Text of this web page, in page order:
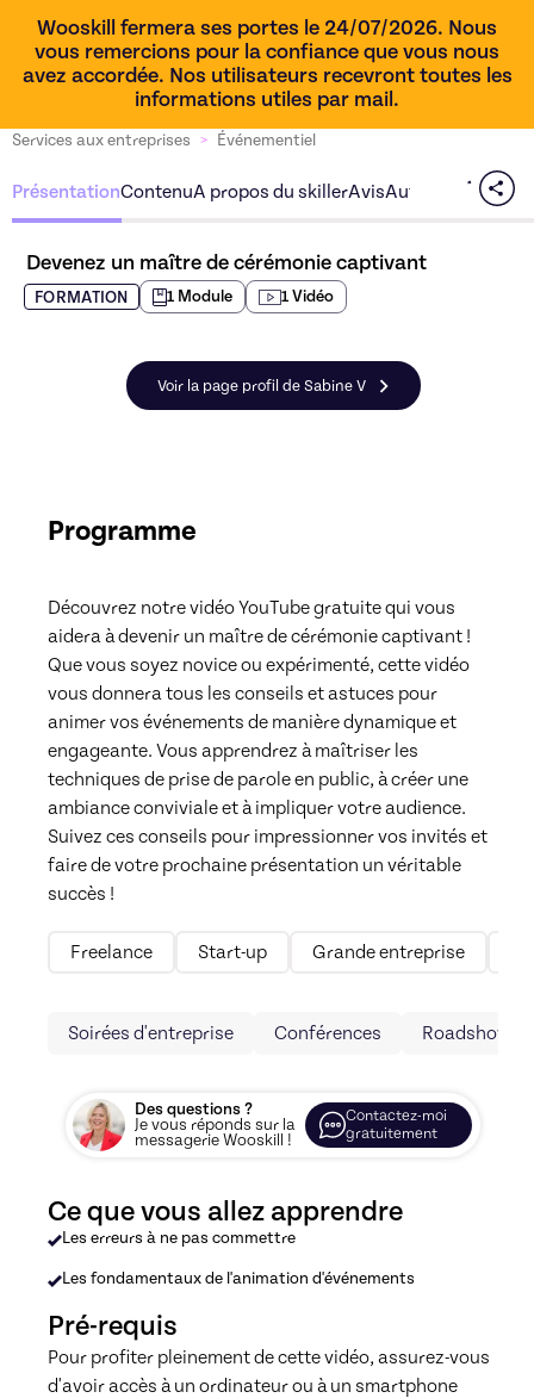
Wooskill fermera ses portes le 24/07/2026. Nous
vous remercions pour la confiance que vous nous
avez accordée. Nos utilisateurs recevront toutes les
informations utiles par mail.
Services aux entreprises > Événementiel
PrésentationContenuA propos du skillerAvisAutres offres du
Devenez un maître de cérémonie captivant
FORMATION 1Module 1Vidéo
Voir la page profil de Sabine V
Programme
Découvrez notre vidéo YouTube gratuite qui vous
aidera à devenir un maître de cérémonie captivant !
Que vous soyez novice ou expérimenté, cette vidéo
vous donnera tous les conseils et astuces pour
animer vos événements de manière dynamique et
engageante. Vous apprendrez à maîtriser les
techniques de prise de parole en public, à créer une
ambiance conviviale et à impliquer votre audience.
Suivez ces conseils pour impressionner vos invités et
faire de votre prochaine présentation un véritable
succès !
Freelance Start-up Grande entreprise
Soirées d'entreprise Conférences Roadshow
Des questions ?
Je vous réponds sur la
messagerie Wooskill !
Contactez-moi
gratuitement
Ce que vous allez apprendre
Les erreurs à ne pas commettre
Les fondamentaux de l'animation d'événements
Pré-requis
Pour profiter pleinement de cette vidéo, assurez-vous
d'avoir accès à un ordinateur ou à un smartphone